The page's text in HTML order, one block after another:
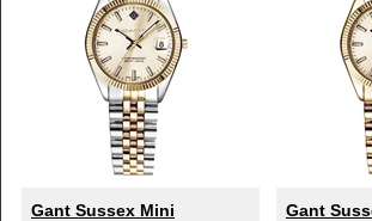
Gant Sussex Mini Gant